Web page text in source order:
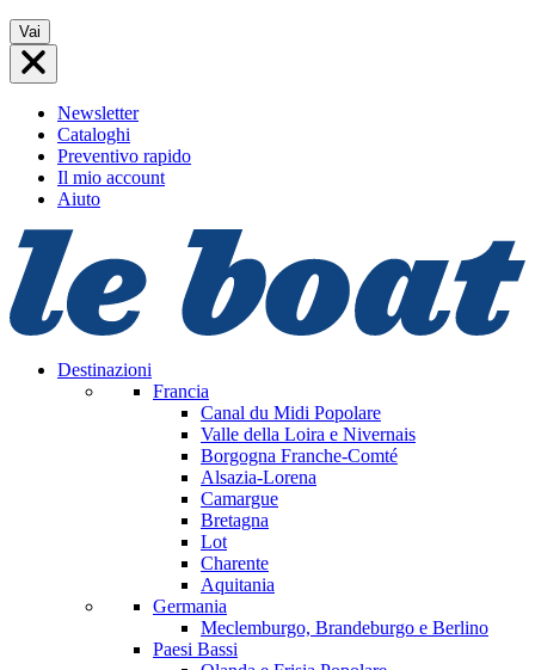
Vai
al
contenuto
Vai
Newsletter
Cataloghi
Preventivo rapido
Il mio account
Aiuto
Destinazioni
Francia
Canal du Midi Popolare
Valle della Loira e Nivernais
Borgogna Franche-Comté
Alsazia-Lorena
Camargue
Bretagna
Lot
Charente
Aquitania
Germania
Meclemburgo, Brandeburgo e Berlino
Paesi Bassi